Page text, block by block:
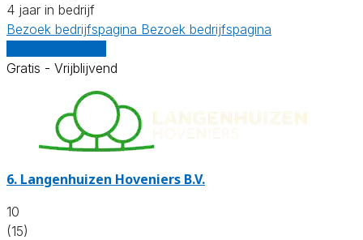
4 jaar in bedrijf
Bezoek bedrijfspagina Bezoek bedrijfspagina
Gratis - Vrijblijvend
6. Langenhuizen Hoveniers B.V.
10
(15)